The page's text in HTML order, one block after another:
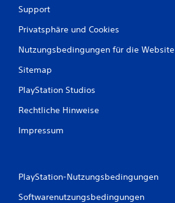
Support
Privatsphäre und Cookies
Nutzungsbedingungen für die Website
Sitemap
PlayStation Studios
Rechtliche Hinweise
Impressum
PlayStation-Nutzungsbedingungen
Softwarenutzungsbedingungen